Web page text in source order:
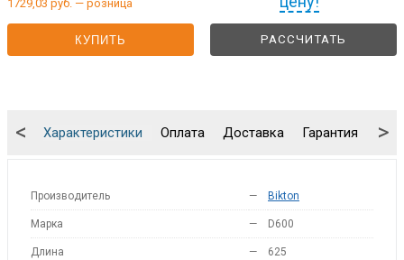
1729,03 руб. — розница
КУПИТЬ РАССЧИТАТЬ
Характеристики Оплата Доставка Гарантия
< >
Производитель — Bikton
Марка — D600
Длина — 625